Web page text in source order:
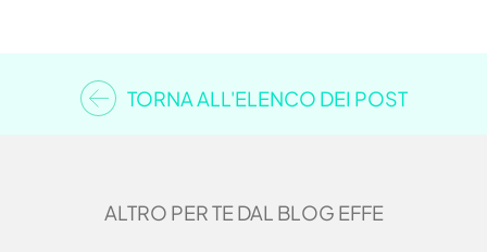
TORNA ALL'ELENCO DEI POST
ALTRO PER TE DAL BLOG EFFE